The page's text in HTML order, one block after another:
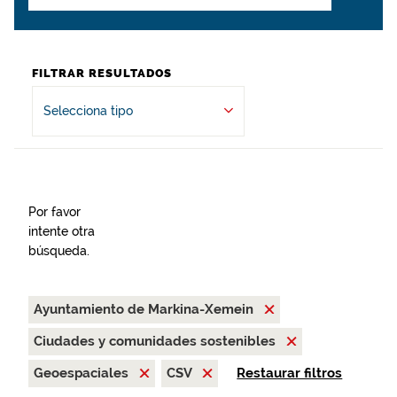
FILTRAR RESULTADOS
Selecciona tipo
Por favor
intente otra
búsqueda.
Ayuntamiento de Markina-Xemein
Ciudades y comunidades sostenibles
Geoespaciales
CSV Restaurar filtros